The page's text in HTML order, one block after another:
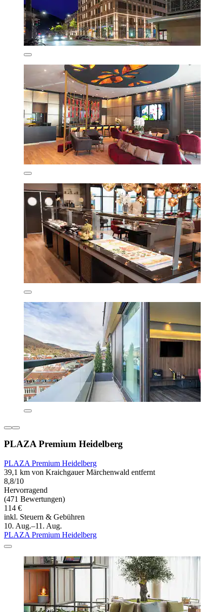
PLAZA Premium Heidelberg
PLAZA Premium Heidelberg
39,1 km von Kraichgauer Märchenwald entfernt
8,8/10
Hervorragend
(471 Bewertungen)
114 €
inkl. Steuern & Gebühren
10. Aug.–11. Aug.
PLAZA Premium Heidelberg